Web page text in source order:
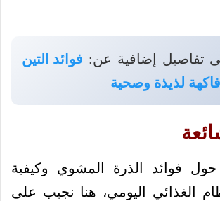
تفاصيل إضافية عن: فوائد التين
لذيذة وصحية
حول فوائد الذرة المشوي وكيفية
الغذائي اليومي، هنا نجيب على